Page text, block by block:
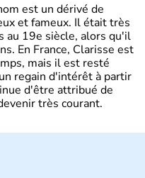
est un dérivé de
et fameux. Il était très
au 19e siècle, alors qu'il
En France, Clarisse est
mais il est resté
regain d'intérêt à partir
d'être attribué de
très courant.